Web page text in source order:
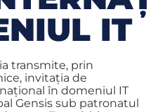
IT
transmite, prin
invitaţia de
în domeniul IT
Gensis sub patronatul